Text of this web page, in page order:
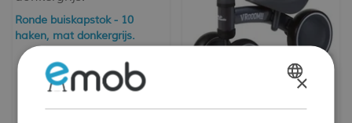
Ronde buiskapstok - 10
haken, mat donkergrijs.
×